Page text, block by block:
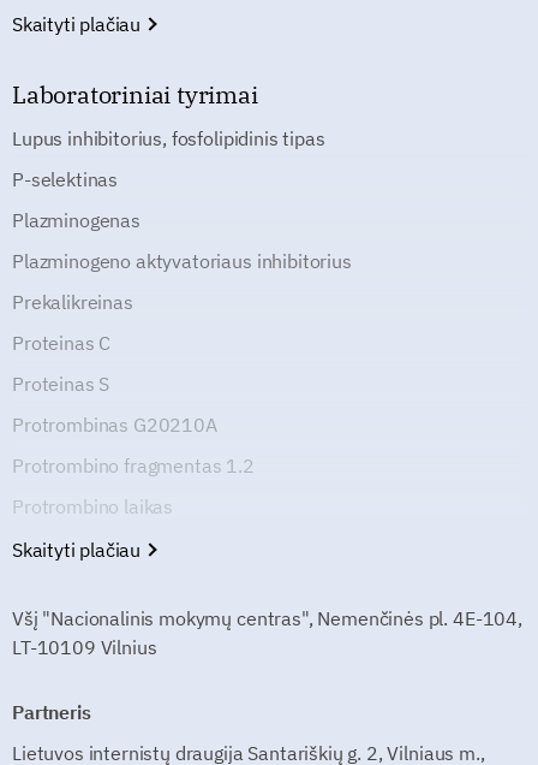
Skaityti plačiau
Laboratoriniai tyrimai
Lupus inhibitorius, fosfolipidinis tipas
P-selektinas
Plazminogenas
Plazminogeno aktyvatoriaus inhibitorius
Prekalikreinas
Proteinas C
Proteinas S
Protrombinas G20210A
Protrombino fragmentas 1.2
Protrombino laikas
Skaityti plačiau
Všį "Nacionalinis mokymų centras", Nemenčinės pl. 4E-104,
LT-10109 Vilnius
Partneris
Lietuvos internistų draugija Santariškių g. 2, Vilniaus m.,